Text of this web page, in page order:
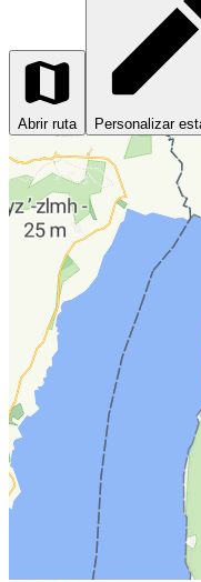
Abrir ruta Personalizar